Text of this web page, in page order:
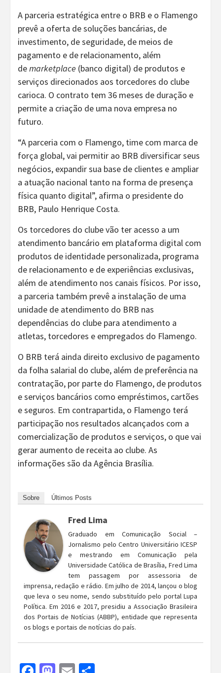
A parceria estratégica entre o BRB e o Flamengo
prevê a oferta de soluções bancárias, de
investimento, de seguridade, de meios de
pagamento e de relacionamento, além
demarketplace (banco digital) de produtos e
serviços direcionados aos torcedores do clube
carioca. O contrato tem 36 meses de duração e
permite a criação de uma nova empresa no
futuro.
“A parceria com o Flamengo, time com marca de
força global, vai permitir ao BRB diversificar seus
negócios, expandir sua base de clientes e ampliar
a atuação nacional tanto na forma de presença
física quanto digital”, afirma o presidente do
BRB, Paulo Henrique Costa.
Os torcedores do clube vão ter acesso a um
atendimento bancário em plataforma digital com
produtos de identidade personalizada, programa
de relacionamento e de experiências exclusivas,
além de atendimento nos canais físicos. Por isso,
a parceria também prevê a instalação de uma
unidade de atendimento do BRB nas
dependências do clube para atendimento a
atletas, torcedores e empregados do Flamengo.
O BRB terá ainda direito exclusivo de pagamento
da folha salarial do clube, além de preferência na
contratação, por parte do Flamengo, de produtos
e serviços bancários como empréstimos, cartões
e seguros. Em contrapartida, o Flamengo terá
participação nos resultados alcançados com a
comercialização de produtos e serviços, o que vai
gerar aumento de receita ao clube. As
informações são da Agência Brasília.
Sobre Últimos Posts
Fred Lima
Graduado em Comunicação Social –
Jornalismo pelo Centro Universitário ICESP
e mestrando em Comunicação pela
Universidade Católica de Brasília, Fred Lima
tem passagem por assessoria de
imprensa, redação e rádio. Em julho de 2014, lançou o blog
que leva o seu nome, sendo substituído pelo portal Lupa
Política. Em 2016 e 2017, presidiu a Associação Brasileira
dos Portais de Notícias (ABBP), entidade que representa
os blogs e portais de notícias do país.